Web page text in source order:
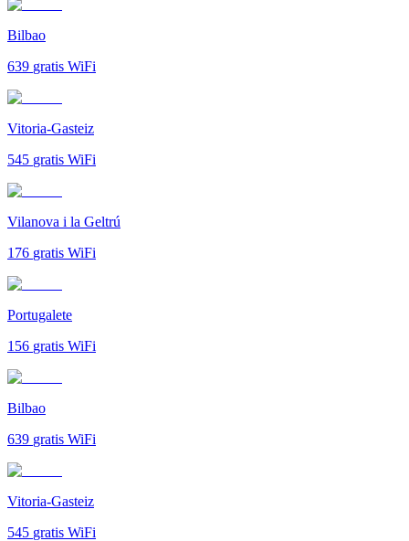
Bilbao
639 gratis WiFi
Vitoria-Gasteiz
545 gratis WiFi
Vilanova i la Geltrú
176 gratis WiFi
Portugalete
156 gratis WiFi
Bilbao
639 gratis WiFi
Vitoria-Gasteiz
545 gratis WiFi